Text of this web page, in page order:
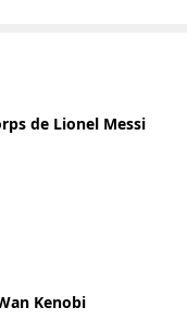
de Lionel Messi
Kenobi